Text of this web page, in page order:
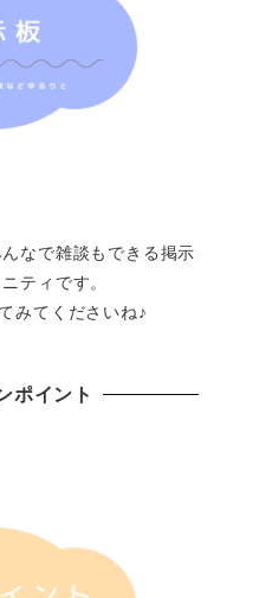
なで雑談もできる掲示
ティです。
みてくださいね♪
ポイント